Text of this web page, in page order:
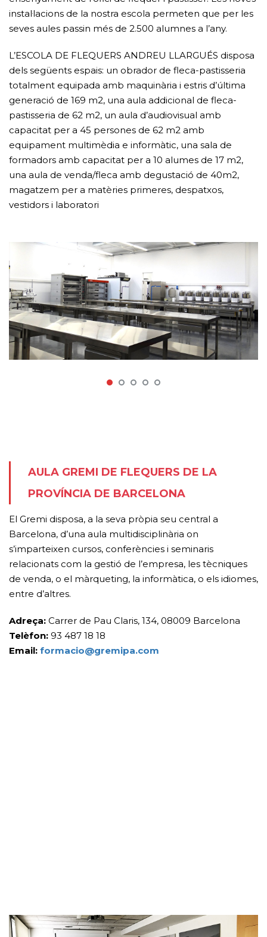
instal·lacions de la nostra escola permeten que per les
seves aules passin més de 2.500 alumnes a l’any.
L’ESCOLA DE FLEQUERS ANDREU LLARGUÉS disposa
dels següents espais: un obrador de fleca-pastisseria
totalment equipada amb maquinària i estris d’última
generació de 169 m2, una aula addicional de fleca-
pastisseria de 62 m2, un aula d’audiovisual amb
capacitat per a 45 persones de 62 m2 amb
equipament multimèdia e informàtic, una sala de
formadors amb capacitat per a 10 alumes de 17 m2,
una aula de venda/fleca amb degustació de 40m2,
magatzem per a matèries primeres, despatxos,
vestidors i laboratori
AULA GREMI DE FLEQUERS DE LA
PROVÍNCIA DE BARCELONA
El Gremi disposa, a la seva pròpia seu central a
Barcelona, d’una aula multidisciplinària on
s’imparteixen cursos, conferències i seminaris
relacionats com la gestió de l’empresa, les tècniques
de venda, o el màrqueting, la informàtica, o els idiomes,
entre d’altres.
Adreça: Carrer de Pau Claris, 134, 08009 Barcelona
Telèfon: 93 487 18 18
Email: formacio@gremipa.com